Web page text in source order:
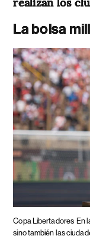
La bolsa
Copa Libertadores En
sino también las